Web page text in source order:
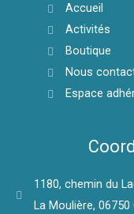
Accueil
Activités
Boutique
Nous
Espace
1180, chemin du
La Moulière, 06750